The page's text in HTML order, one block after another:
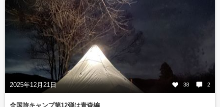
2025年12月21日 38 2
全国旅キャンプ第12弾は青森編